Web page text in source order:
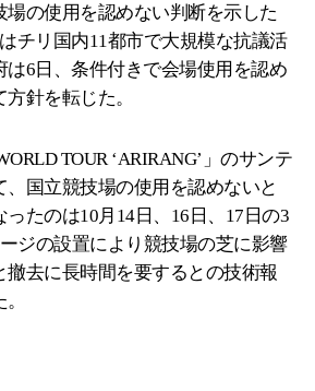
場の使用を認めない判断を示した
チリ国内11都市で大規模な抗議活
は6日、条件付きで会場使用を認め
針を転じた。
TOUR ‘ARIRANG’」のサンテ
、国立競技場の使用を認めないと
たのは10月14日、16日、17日の3
ジの設置により競技場の芝に影響
撤去に長時間を要するとの技術報